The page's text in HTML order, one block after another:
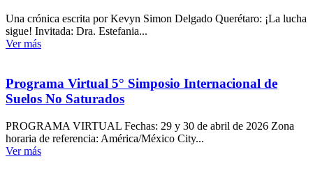
Una crónica escrita por Kevyn Simon Delgado Querétaro: ¡La lucha
sigue! Invitada: Dra. Estefania...
Ver más
Programa Virtual 5° Simposio Internacional de
Suelos No Saturados
PROGRAMA VIRTUAL Fechas: 29 y 30 de abril de 2026 Zona
horaria de referencia: América/México City...
Ver más